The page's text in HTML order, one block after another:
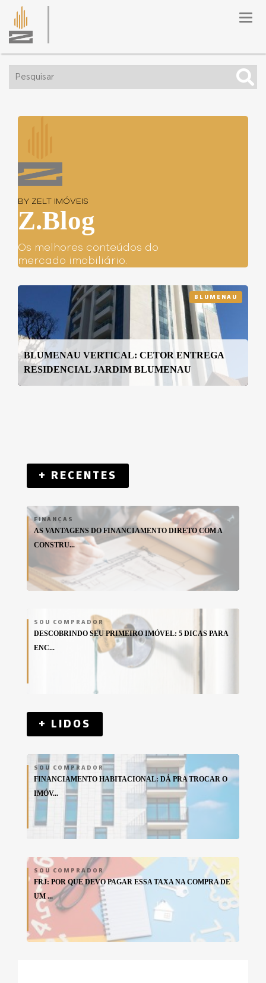
BY ZELT IMÓVEIS
Z.Blog
Os melhores conteúdos do
mercado imobiliário.
BLUMENAU
BLUMENAU VERTICAL: CETOR ENTREGA
RESIDENCIAL JARDIM BLUMENAU
+ RECENTES
FINANÇAS
AS VANTAGENS DO FINANCIAMENTO DIRETO COM A
CONSTRU...
SOU COMPRADOR
DESCOBRINDO SEU PRIMEIRO IMÓVEL: 5 DICAS PARA
ENC...
+ LIDOS
SOU COMPRADOR
FINANCIAMENTO HABITACIONAL: DÁ PRA TROCAR O
IMÓV...
SOU COMPRADOR
FRJ: POR QUE DEVO PAGAR ESSA TAXA NA COMPRA DE
UM ...